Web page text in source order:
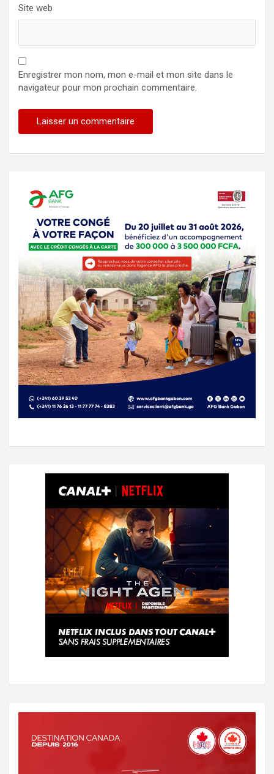
Site web
Enregistrer mon nom, mon e-mail et mon site dans le
navigateur pour mon prochain commentaire.